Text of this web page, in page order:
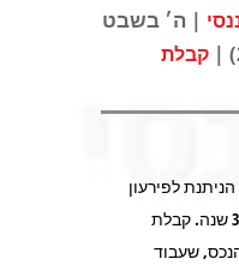
| ה׳ בשבט
קבלת
לפירעון
במשך תקופה ארוכה של עד 30 שנה. קבלת
שעבוד